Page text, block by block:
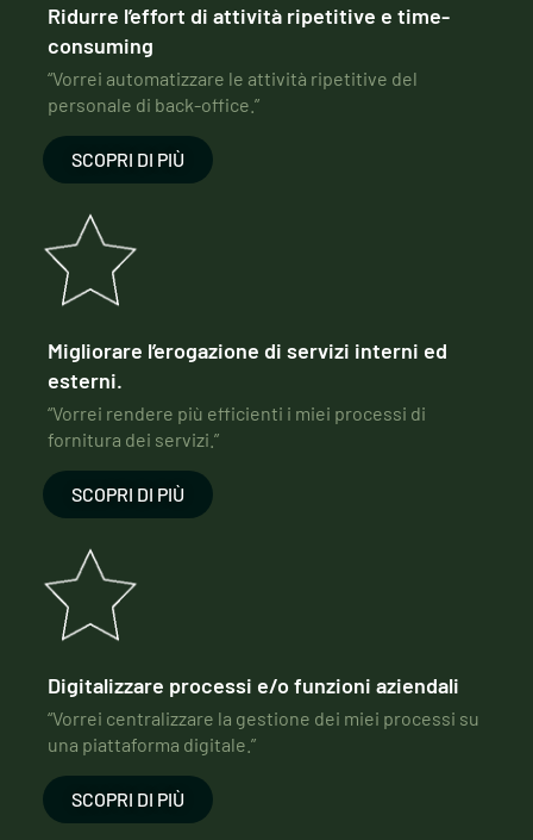
Ridurre l’effort di attività ripetitive e time-
consuming
“Vorrei automatizzare le attività ripetitive del
personale di back-office.”
SCOPRI DI PIÙ
Migliorare l’erogazione di servizi interni ed
esterni.
“Vorrei rendere più efficienti i miei processi di
fornitura dei servizi.”
SCOPRI DI PIÙ
Digitalizzare processi e/o funzioni aziendali
“Vorrei centralizzare la gestione dei miei processi su
una piattaforma digitale.”
SCOPRI DI PIÙ